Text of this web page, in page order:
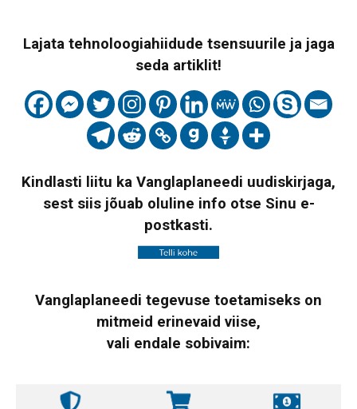
Lajata tehnoloogiahiidude tsensuurile ja jaga
seda artiklit!
Kindlasti liitu ka Vanglaplaneedi uudiskirjaga,
sest siis jõuab oluline info otse Sinu e-
postkasti.
Vanglaplaneedi tegevuse toetamiseks on
mitmeid erinevaid viise,
vali endale sobivaim: